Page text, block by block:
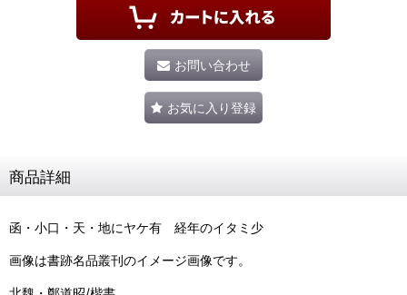
お問い合わせ
お気に入り登録
商品詳細
函・小口・天・地にヤケ有 経年のイタミ少
画像は書跡名品叢刊のイメージ画像です。